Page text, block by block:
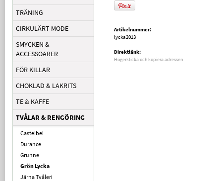
TRÄNING
CIRKULÄRT MODE
SMYCKEN &
ACCESSOARER
FÖR KILLAR
CHOKLAD & LAKRITS
TE & KAFFE
TVÅLAR & RENGÖRING
Castelbel
Durance
Grunne
Grön Lycka
Järna Tvåleri
Artikelnummer:
lycka2013
Direktlänk:
Högerklicka och kopiera adressen